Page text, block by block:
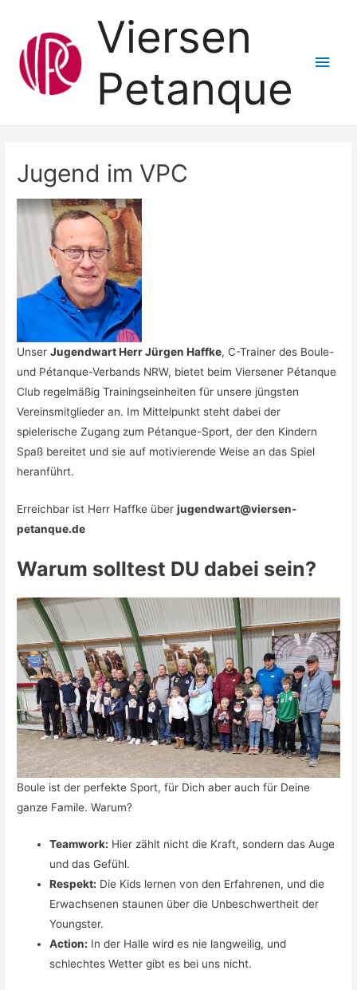
Viersen
Petanque
Jugend im VPC
UnserJugendwart Herr Jürgen Haffke, C-Trainer des Boule-
und Pétanque-Verbands NRW, bietet beim Viersener Pétanque
Club regelmäßig Trainingseinheiten für unsere jüngsten
Vereinsmitglieder an. Im Mittelpunkt steht dabei der
spielerische Zugang zum Pétanque-Sport, der den Kindern
Spaß bereitet und sie auf motivierende Weise an das Spiel
heranführt.
Erreichbar ist Herr Haffke überjugendwart@viersen-
petanque.de
Warum solltest DU dabei sein?
Boule ist der perfekte Sport, für Dich aber auch für Deine
ganze Famile. Warum?
Teamwork: Hier zählt nicht die Kraft, sondern das Auge
und das Gefühl.
Respekt: Die Kids lernen von den Erfahrenen, und die
Erwachsenen staunen über die Unbeschwertheit der
Youngster.
Action: In der Halle wird es nie langweilig, und
schlechtes Wetter gibt es bei uns nicht.